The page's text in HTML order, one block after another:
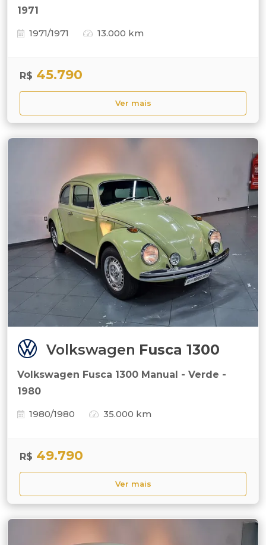
1971
1971/1971
13.000 km
R$ 45.790
Ver mais
Volkswagen Fusca 1300
Volkswagen Fusca 1300 Manual - Verde -
1980
1980/1980
35.000 km
R$ 49.790
Ver mais